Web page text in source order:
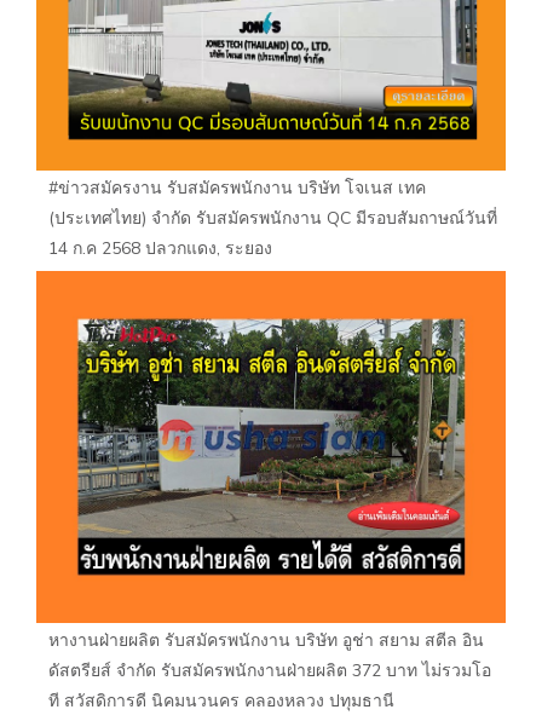
#ข่าวสมัครงาน รับสมัครพนักงาน บริษัท โจเนส เทค
(ประเทศไทย) จำกัด รับสมัครพนักงาน QC มีรอบสัมถาษณ์วันที่
14 ก.ค 2568 ปลวกแดง, ระยอง
หางานฝ่ายผลิต รับสมัครพนักงาน บริษัท อูช่า สยาม สตีล อิน
ดัสตรียส์ จำกัด รับสมัครพนักงานฝ่ายผลิต 372 บาท ไม่รวมโอ
ที สวัสดิการดี นิคมนวนคร คลองหลวง ปทุมธานี